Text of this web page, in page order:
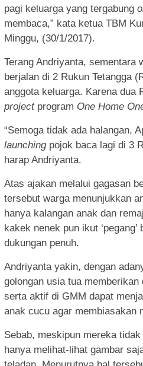
pagi keluarga yang tergabung
membaca,” kata ketua TBM
Minggu, (30/1/2017).
Terang Andriyanta, sementara
berjalan di 2 Rukun Tetangga
anggota keluarga. Karena dua
project program One Home
“Semoga tidak ada halangan,
launchingpojok baca lagi di 3
harap Andriyanta.
Atas ajakan melalui gagasan
tersebut warga menunjukkan
hanya kalangan anak dan
kakek nenek pun ikut
dukungan penuh.
Andriyanta yakin, dengan
golongan usia tua memberikan
serta aktif di GMM dapat
anak cucu agar membiasakan
Sebab, meskipun mereka
hanya melihat-lihat gambar